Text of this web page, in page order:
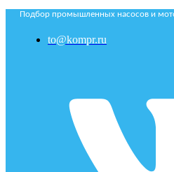
Подбор промышленных насосов и
to@kompr.ru